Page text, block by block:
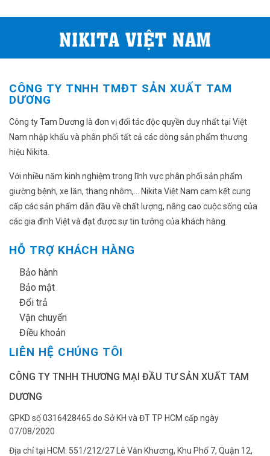
CÔNG TY TNHH TMĐT SẢN XUẤT TAM
DƯƠNG
Công ty Tam Dương là đơn vị đối tác độc quyền duy nhất tại Việt
Nam nhập khẩu và phân phối tất cả các dòng sản phẩm thương
hiệu Nikita.
Với nhiều năm kinh nghiệm trong lĩnh vực phân phối sản phẩm
giường bệnh, xe lăn, thang nhôm,... Nikita Việt Nam cam kết cung
cấp các sản phẩm dẫn đầu về chất lượng, nâng cao cuộc sống của
các gia đình Việt và đạt được sự tin tưởng của khách hàng.
HỖ TRỢ KHÁCH HÀNG
Bảo hành
Bảo mật
Đổi trả
Vận chuyển
Điều khoản
LIÊN HỆ CHÚNG TÔI
CÔNG TY TNHH THƯƠNG MẠI ĐẦU TƯ SẢN XUẤT TAM
DƯƠNG
GPKD số 0316428465 do Sở KH và ĐT TP HCM cấp ngày
07/08/2020
Địa chỉ tại HCM: 551/212/27 Lê Văn Khương, Khu Phố 7, Quận 12,